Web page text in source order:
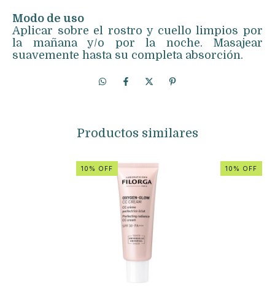
Modo de uso
Aplicar sobre el rostro y cuello limpios por
la mañana y/o por la noche. Masajear
suavemente hasta su completa absorción.
Productos similares
10% OFF 10% OFF